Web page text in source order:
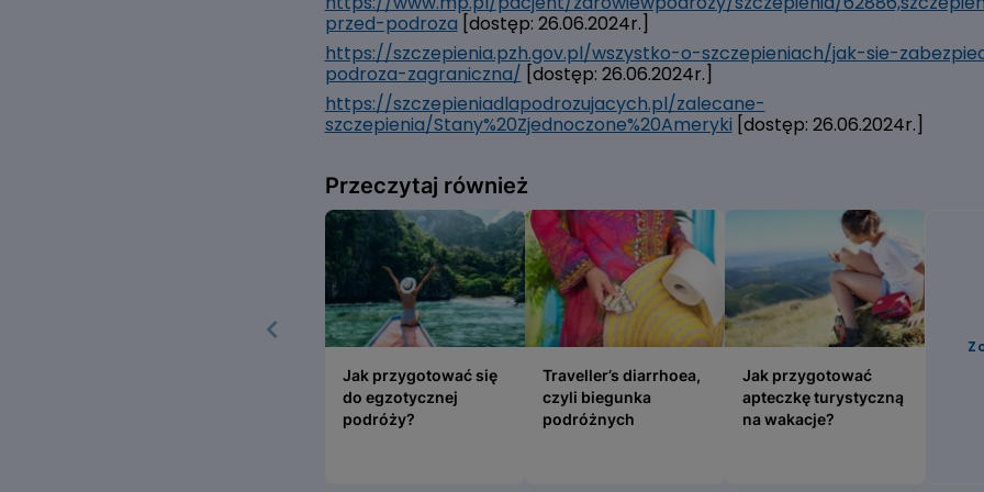
przed-podroza [dostęp: 26.06.2024r.]
https://szczepienia.pzh.gov.pl/wszystko-o-szczepieniach/jak-sie-
podroza-zagraniczna/ [dostęp: 26.06.2024r.]
https://szczepieniadlapodrozujacych.pl/zalecane-
szczepienia/Stany%20Zjednoczone%20Ameryki [dostęp: 26.06.2024r.]
Przeczytaj również
Jak przygotować się
do egzotycznej
podróży?
Traveller’s diarrhoea,
czyli biegunka
podróżnych
Jak przygotować apteczkę
Jak przygotować
apteczkę turystyczną
na wakacje?